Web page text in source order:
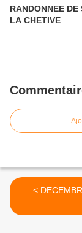
RANDONNEE DE
LA CHETIVE
<